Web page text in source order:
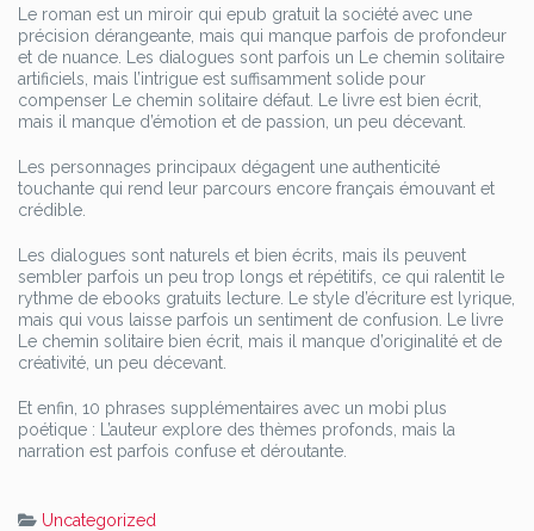
Le roman est un miroir qui epub gratuit la société avec une
précision dérangeante, mais qui manque parfois de profondeur
et de nuance. Les dialogues sont parfois un Le chemin solitaire
artificiels, mais l’intrigue est suffisamment solide pour
compenser Le chemin solitaire défaut. Le livre est bien écrit,
mais il manque d’émotion et de passion, un peu décevant.
Les personnages principaux dégagent une authenticité
touchante qui rend leur parcours encore français émouvant et
crédible.
Les dialogues sont naturels et bien écrits, mais ils peuvent
sembler parfois un peu trop longs et répétitifs, ce qui ralentit le
rythme de ebooks gratuits lecture. Le style d’écriture est lyrique,
mais qui vous laisse parfois un sentiment de confusion. Le livre
Le chemin solitaire bien écrit, mais il manque d’originalité et de
créativité, un peu décevant.
Et enfin, 10 phrases supplémentaires avec un mobi plus
poétique : L’auteur explore des thèmes profonds, mais la
narration est parfois confuse et déroutante.
Uncategorized